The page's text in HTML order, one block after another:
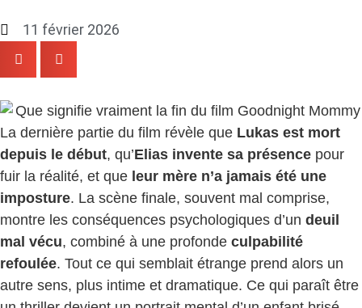
11 février 2026
La dernière partie du film révèle que Lukas est mort
depuis le début, qu’Elias invente sa présence pour
fuir la réalité, et que leur mère n’a jamais été une
imposture. La scène finale, souvent mal comprise,
montre les conséquences psychologiques d’un deuil
mal vécu, combiné à une profonde culpabilité
refoulée. Tout ce qui semblait étrange prend alors un
autre sens, plus intime et dramatique. Ce qui paraît être